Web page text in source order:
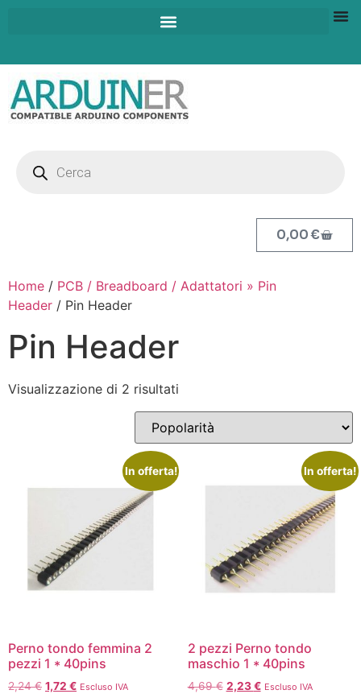
0,00€
Home / PCB / Breadboard / Adattatori » Pin
Header / Pin Header
Pin Header
Visualizzazione di 2 risultati
In offerta!
Perno tondo femmina 2
pezzi 1 * 40pins
2,24€ 1,72 € Escluso IVA
In offerta!
2 pezzi Perno tondo
maschio 1 * 40pins
4,69€ 2,23€ Escluso IVA